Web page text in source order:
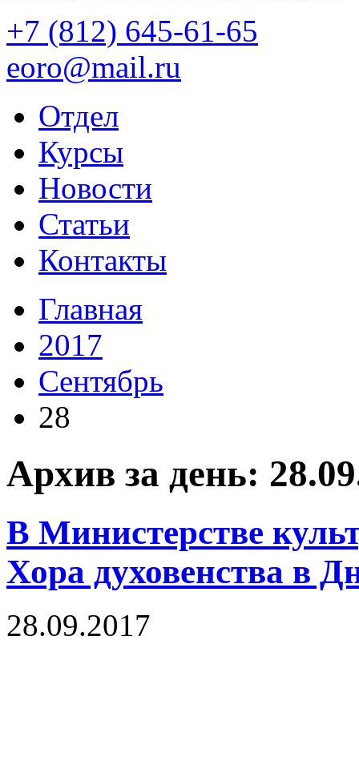
+7 (812) 645-61-65
eoro@mail.ru
Отдел
Курсы
Новости
Статьи
Контакты
Главная
2017
Сентябрь
28
Архив за день:
В Министерстве
Хора духовенства в
28.09.2017